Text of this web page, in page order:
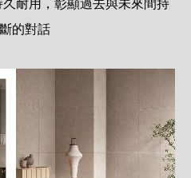
耐用，彰顯過去與未來間持
的對話